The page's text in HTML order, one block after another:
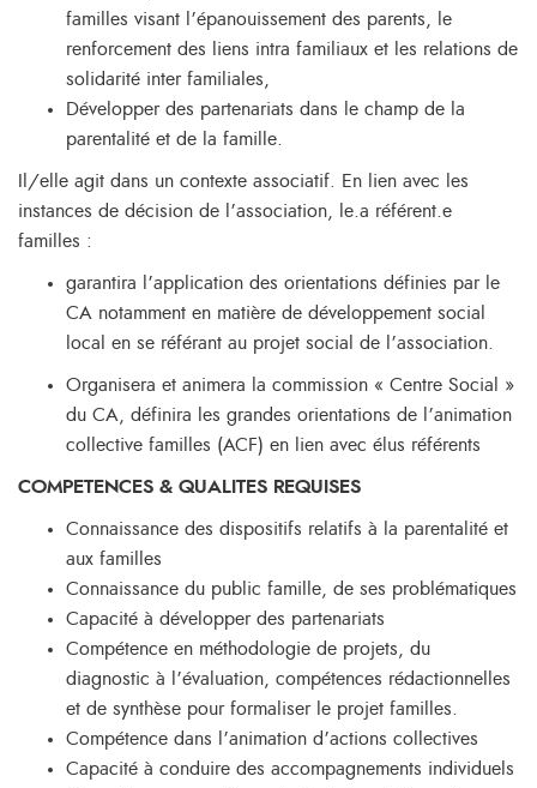
familles visant l’épanouissement des parents, le
renforcement des liens intra familiaux et les relations de
solidarité inter familiales,
Développer des partenariats dans le champ de la
parentalité et de la famille.
Il/elle agit dans un contexte associatif. En lien avec les
instances de décision de l’association, le.a référent.e
familles :
garantira l’application des orientations définies par le
CA notamment en matière de développement social
local en se référant au projet social de l’association.
Organisera et animera la commission « Centre Social »
du CA, définira les grandes orientations de l’animation
collective familles (ACF) en lien avec élus référents
COMPETENCES & QUALITES REQUISES
Connaissance des dispositifs relatifs à la parentalité et
aux familles
Connaissance du public famille, de ses problématiques
Capacité à développer des partenariats
Compétence en méthodologie de projets, du
diagnostic à l’évaluation, compétences rédactionnelles
et de synthèse pour formaliser le projet familles.
Compétence dans l’animation d’actions collectives
Capacité à conduire des accompagnements individuels